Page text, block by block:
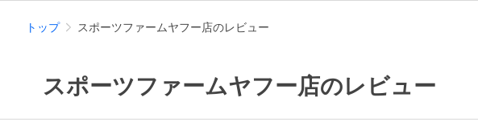
トップ スポーツファームヤフー店のレビュー
スポーツファームヤフー店のレビュー